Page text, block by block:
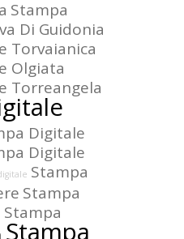
Stampa
Di Guidonia
Torvaianica
Olgiata
Torreangela
Digitale
Digitale
Stampa
Stampa
Stampa
Stampa